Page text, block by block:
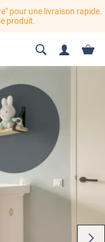
pour une livraison rapide.
produit.